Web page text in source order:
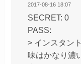
2017-08-16 18:07
SECRET: 0
PASS:
> インスタン
味はかなり濃